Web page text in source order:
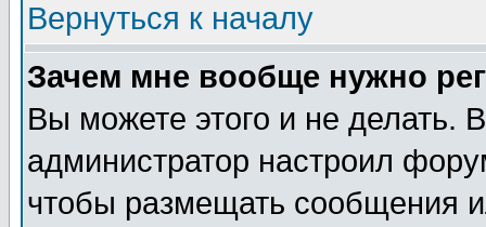
Вернуться к началу
Зачем мне вообще нужно
Вы можете этого и не делать.
администратор настроил
чтобы размещать сообщения